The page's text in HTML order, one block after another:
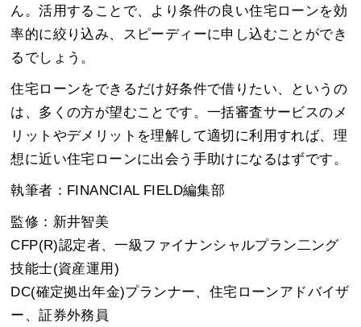
ん。活用することで、より条件の良い住宅ローンを効
率的に絞り込み、スピーディーに申し込むことができ
るでしょう。
住宅ローンをできるだけ好条件で借りたい、というの
は、多くの方が望むことです。一括審査サービスのメ
リットやデメリットを理解して適切に利用すれば、理
想に近い住宅ローンに出会う手助けになるはずです。
執筆者：FINANCIAL FIELD編集部
監修：新井智美
CFP(R)認定者、一級ファイナンシャルプラン二ング
技能士(資産運用)
DC(確定拠出年金)プランナー、住宅ローンアドバイザ
ー、証券外務員